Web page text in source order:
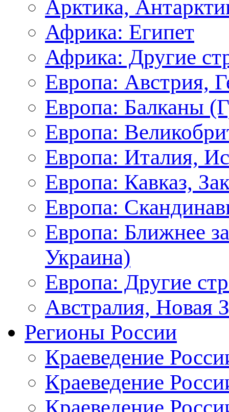
Арктика,
Африка: Египет
Африка: Другие
Европа: Австрия,
Европа: Балканы
Европа:
Европа: Италия,
Европа: Кавказ,
Европа:
Европа: Ближнее
Украина)
Европа: Другие
Австралия, Новая
Регионы России
Краеведение
Краеведение
Краеведение